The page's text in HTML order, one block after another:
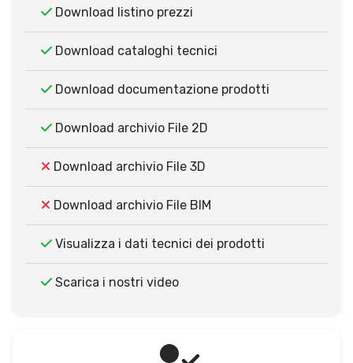
Download listino prezzi
Download cataloghi tecnici
Download documentazione prodotti
Download archivio File 2D
Download archivio File 3D
Download archivio File BIM
Visualizza i dati tecnici dei prodotti
Scarica i nostri video